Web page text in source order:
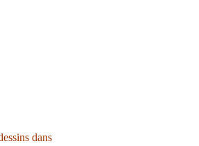
dans